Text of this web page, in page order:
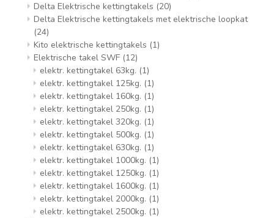
Delta Elektrische kettingtakels (20)
Delta Elektrische kettingtakels met elektrische loopkat
(24)
Kito elektrische kettingtakels (1)
Elektrische takel SWF (12)
elektr. kettingtakel 63kg. (1)
elektr. kettingtakel 125kg. (1)
elektr. kettingtakel 160kg. (1)
elektr. kettingtakel 250kg. (1)
elektr. kettingtakel 320kg. (1)
elektr. kettingtakel 500kg. (1)
elektr. kettingtakel 630kg. (1)
elektr. kettingtakel 1000kg. (1)
elektr. kettingtakel 1250kg. (1)
elektr. kettingtakel 1600kg. (1)
elektr. kettingtakel 2000kg. (1)
elektr. kettingtakel 2500kg. (1)